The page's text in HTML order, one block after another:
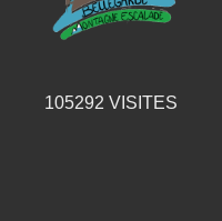
105292 VISITES